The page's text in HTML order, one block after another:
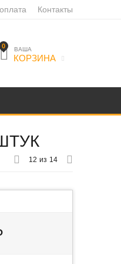
Контакты
0 ВАША
КОРЗИНА
12 из 14